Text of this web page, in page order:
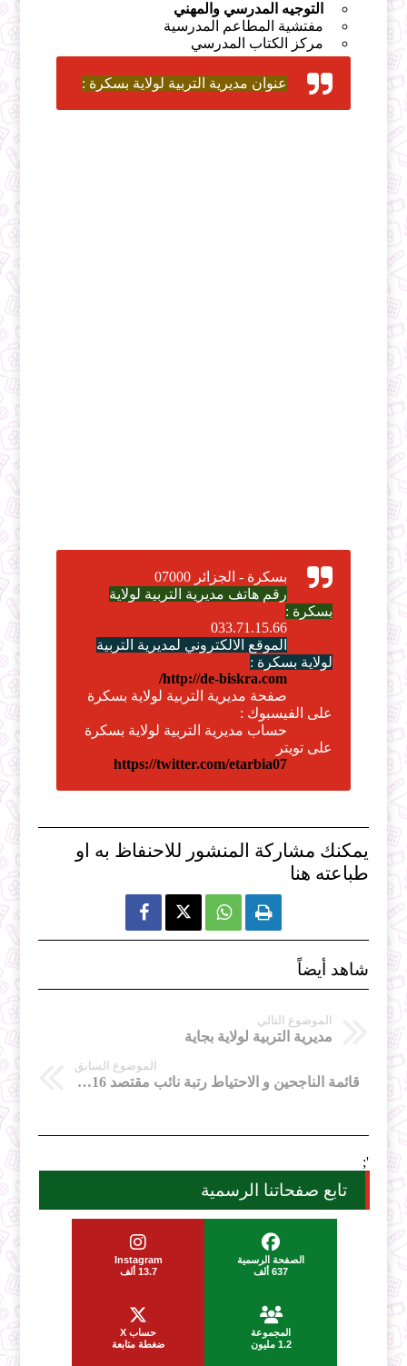
التوجيه المدرسي والمهني
مفتشية المطاعم المدرسية
مركز الكتاب المدرسي
عنوان مديرية التربية لولاية بسكرة :
بسكرة - الجزائر 07000
رقم هاتف مديرية التربية لولاية
بسكرة :
033.71.15.66
الموقع الالكتروني لمديرية التربية
لولاية بسكرة :
http://de-biskra.com/
صفحة مديرية التربية لولاية بسكرة
على الفيسبوك :
حساب مديرية التربية لولاية بسكرة
على تويتر
https://twitter.com/etarbia07
يمكنك مشاركة المنشور للاحنفاظ به او
طباعته هنا
  
شاهد أيضاً
الموضوع التالي
مديرية التربية لولاية بجاية
الموضوع السابق
قائمة الناجحين و الاحتياط رتبة نائب مقتصد 2016 تيسمسيلت
';
تابع صفحاتنا الرسمية
الصفحة الرسمية
637 ألف
Instagram
13.7 ألف
المجموعة
1.2 مليون
حساب X
ضغطة متابعة